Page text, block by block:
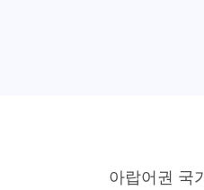
아랍어권 국